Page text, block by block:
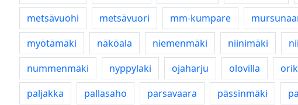
metsävuohi
metsävuori mm-kumpare
myötämäki
näköala niemenmäki niinimäki
nummenmäki
nyppylaki ojaharju olovilla
paljakka
pallasaho parsavaara pässinmäki